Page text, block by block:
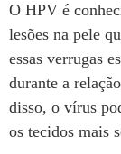
O HPV é
lesões na pele
essas verrugas
durante a
disso, o vírus
os tecidos mais